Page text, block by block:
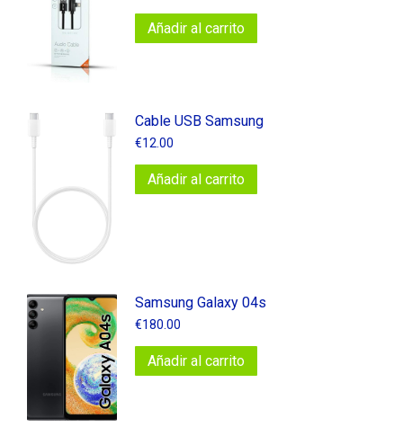
Añadir al carrito
Cable USB Samsung
€12.00
Añadir al carrito
Samsung Galaxy 04s
€180.00
Añadir al carrito